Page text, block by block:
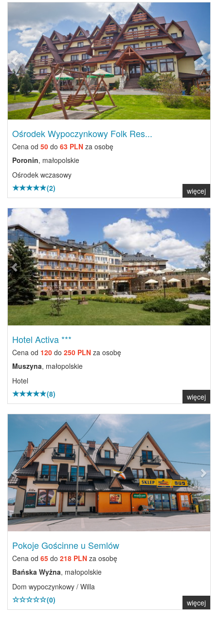
Ośrodek Wypoczynkowy Folk Res...
Cena od 50 do 63 PLN za osobę
Poronin, małopolskie
Ośrodek wczasowy
(2)
więcej
Previous Next
Hotel Activa ***
Cena od 120 do 250 PLN za osobę
Muszyna, małopolskie
Hotel
(8)
więcej
Previous Next
Pokoje Gościnne u Semlów
Cena od 65 do 218 PLN za osobę
Bańska Wyżna, małopolskie
Dom wypoczynkowy / Willa
(0)
więcej